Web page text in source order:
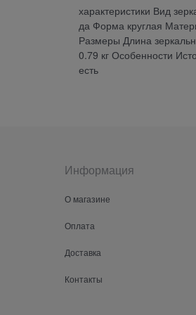
характеристики Вид
да Форма круглая
Размеры Длина
0.79 кг Особенности
есть
Информация
О магазине
Оплата
Доставка
Контакты